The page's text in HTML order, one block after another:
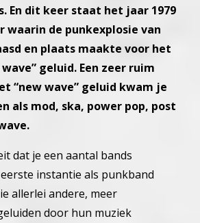
En dit keer staat het jaar 1979
waarin de punkexplosie van
en plaats maakte voor het
geluid. Een zeer ruim
“new wave” geluid kwam je
als mod, ska, power pop, post
dat je een aantal bands
instantie als punkband
allerlei andere, meer
door hun muziek